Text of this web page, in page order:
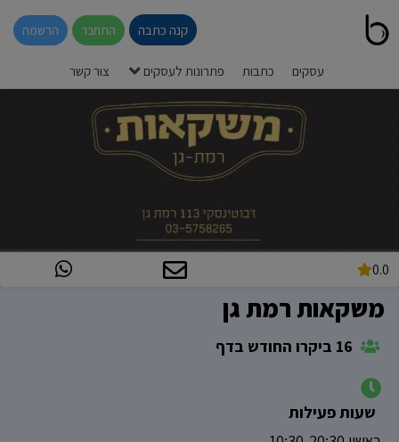
קנה כתבה התחבר הרשמה
עסקים כתבות פתרונות לעסקים צור קשר
0.0
משקאות רמת גן
שעות פעילות